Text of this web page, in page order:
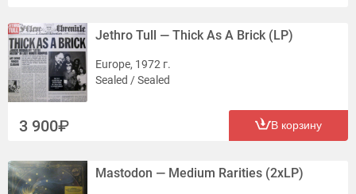
Jethro Tull — Thick As A Brick (LP)
Europe, 1972 г.
Sealed / Sealed
3 900 В корзину
Mastodon — Medium Rarities (2xLP)